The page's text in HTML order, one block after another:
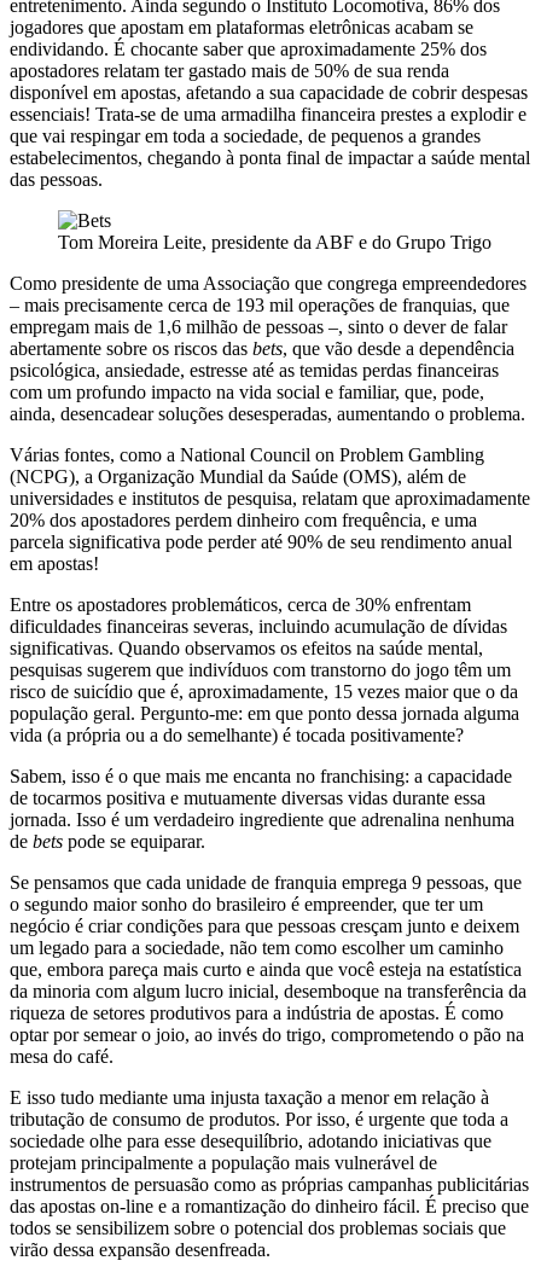
entretenimento. Ainda segundo o Instituto Locomotiva, 86% dos
jogadores que apostam em plataformas eletrônicas acabam se
endividando. É chocante saber que aproximadamente 25% dos
apostadores relatam ter gastado mais de 50% de sua renda
disponível em apostas, afetando a sua capacidade de cobrir despesas
essenciais! Trata-se de uma armadilha financeira prestes a explodir e
que vai respingar em toda a sociedade, de pequenos a grandes
estabelecimentos, chegando à ponta final de impactar a saúde mental
das pessoas.
Tom Moreira Leite, presidente da ABF e do Grupo Trigo
Como presidente de uma Associação que congrega empreendedores
– mais precisamente cerca de 193 mil operações de franquias, que
empregam mais de 1,6 milhão de pessoas –, sinto o dever de falar
abertamente sobre os riscos das bets, que vão desde a dependência
psicológica, ansiedade, estresse até as temidas perdas financeiras
com um profundo impacto na vida social e familiar, que, pode,
ainda, desencadear soluções desesperadas, aumentando o problema.
Várias fontes, como a National Council on Problem Gambling
(NCPG), a Organização Mundial da Saúde (OMS), além de
universidades e institutos de pesquisa, relatam que aproximadamente
20% dos apostadores perdem dinheiro com frequência, e uma
parcela significativa pode perder até 90% de seu rendimento anual
em apostas!
Entre os apostadores problemáticos, cerca de 30% enfrentam
dificuldades financeiras severas, incluindo acumulação de dívidas
significativas. Quando observamos os efeitos na saúde mental,
pesquisas sugerem que indivíduos com transtorno do jogo têm um
risco de suicídio que é, aproximadamente, 15 vezes maior que o da
população geral. Pergunto-me: em que ponto dessa jornada alguma
vida (a própria ou a do semelhante) é tocada positivamente?
Sabem, isso é o que mais me encanta no franchising: a capacidade
de tocarmos positiva e mutuamente diversas vidas durante essa
jornada. Isso é um verdadeiro ingrediente que adrenalina nenhuma
de bets pode se equiparar.
Se pensamos que cada unidade de franquia emprega 9 pessoas, que
o segundo maior sonho do brasileiro é empreender, que ter um
negócio é criar condições para que pessoas cresçam junto e deixem
um legado para a sociedade, não tem como escolher um caminho
que, embora pareça mais curto e ainda que você esteja na estatística
da minoria com algum lucro inicial, desemboque na transferência da
riqueza de setores produtivos para a indústria de apostas. É como
optar por semear o joio, ao invés do trigo, comprometendo o pão na
mesa do café.
E isso tudo mediante uma injusta taxação a menor em relação à
tributação de consumo de produtos. Por isso, é urgente que toda a
sociedade olhe para esse desequilíbrio, adotando iniciativas que
protejam principalmente a população mais vulnerável de
instrumentos de persuasão como as próprias campanhas publicitárias
das apostas on-line e a romantização do dinheiro fácil. É preciso que
todos se sensibilizem sobre o potencial dos problemas sociais que
virão dessa expansão desenfreada.